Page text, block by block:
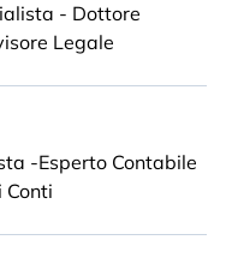
- Dottore
Legale
-Esperto Contabile
Conti